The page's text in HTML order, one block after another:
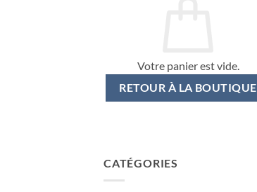
Votre panier est vide.
RETOUR À LA BOUTIQUE
CATÉGORIES